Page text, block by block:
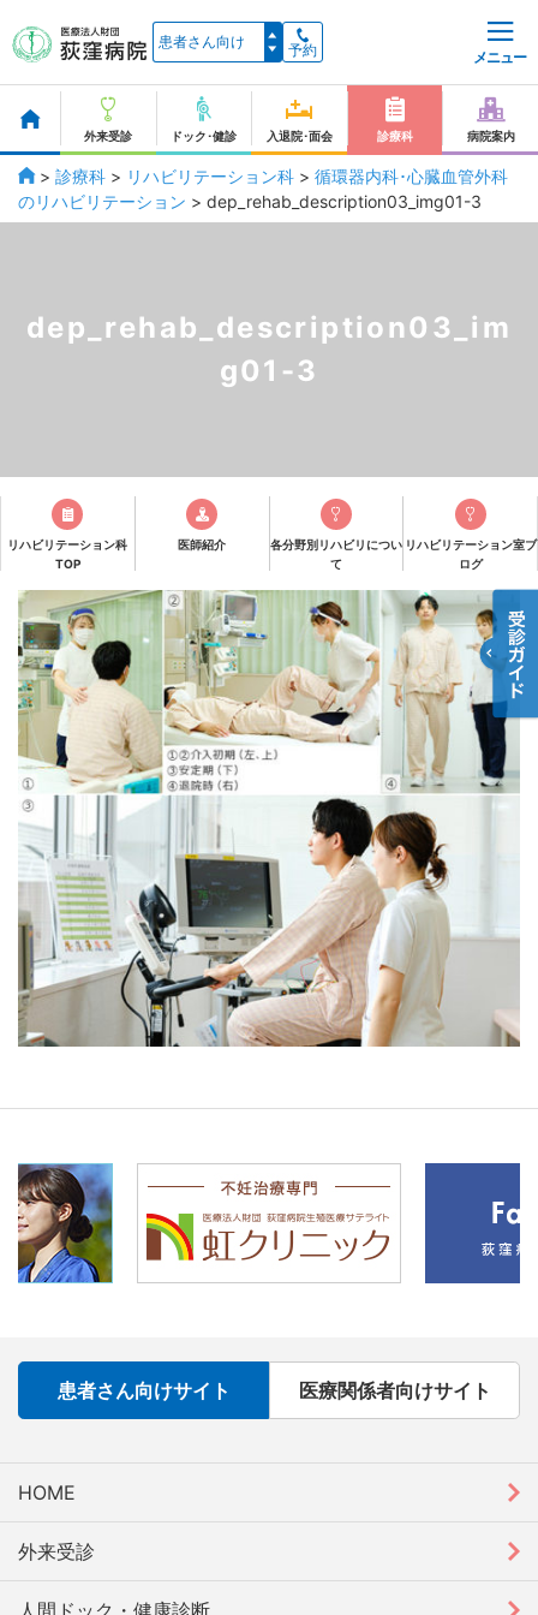
予約 メニュー
外来受診 ドック･健診 入退院･面会 診療科 病院案内
> 診療科 > リハビリテーション科 > 循環器内科･心臓血管外科
のリハビリテーション > dep_rehab_description03_img01-3
dep_rehab_description03_im
g01-3
リハビリテーション科
TOP
医師紹介
各分野別リハビリについ
て
リハビリテーション室ブ
ログ
患者さん向けサイト 医療関係者向けサイト
HOME
外来受診
人間ドック・健康診断